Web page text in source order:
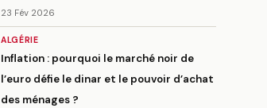
23 Fév 2026
ALGÉRIE
Inflation : pourquoi le marché noir de
l’euro défie le dinar et le pouvoir d’achat
des ménages ?